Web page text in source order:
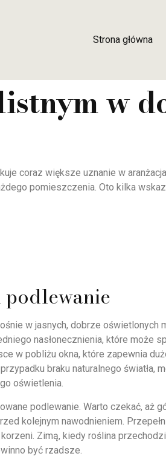
Strona główna
w
coraz większe uznanie w
pomieszczenia. Oto kilka
w jasnych, dobrze oświetlonych
nasłonecznienia, które może
w pobliżu okna, które zapewnia
braku naturalnego światła,
oświetlenia.
podlewanie. Warto czekać, aż
kolejnym nawodnieniem.
Zimą, kiedy roślina
być rzadsze.